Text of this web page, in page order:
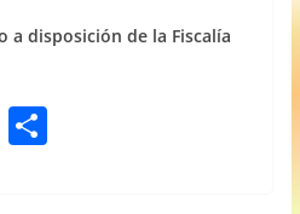
a disposición de la Fiscalía
S